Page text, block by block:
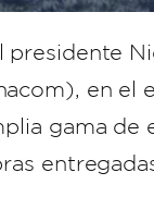
en el
gama